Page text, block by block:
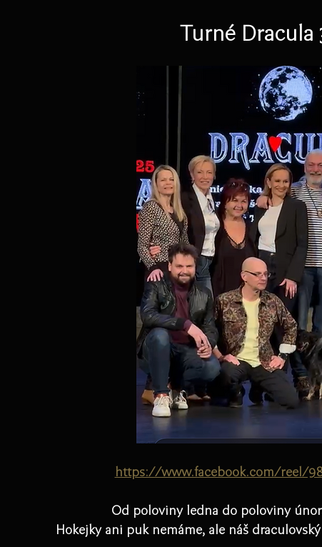
Turné Dracula
https://www.facebook.com/reel/
Od poloviny ledna do poloviny
Hokejky ani puk nemáme, ale náš